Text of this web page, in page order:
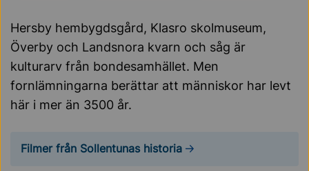
Hersby hembygdsgård, Klasro skolmuseum,
Överby och Landsnora kvarn och såg är
kulturarv från bondesamhället. Men
fornlämningarna berättar att människor har levt
här i mer än 3500 år.
Filmer från Sollentunas historia